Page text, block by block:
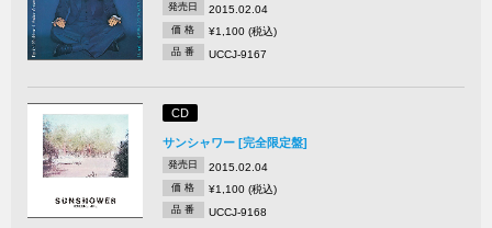
発売日 2015.02.04
価 格 ¥1,100 (税込)
品 番 UCCJ-9167
CD
サンシャワー [完全限定盤]
発売日 2015.02.04
価 格 ¥1,100 (税込)
品 番 UCCJ-9168